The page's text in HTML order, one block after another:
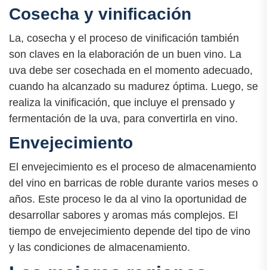
Cosecha y vinificación
La, cosecha y el proceso de vinificación también
son claves en la elaboración de un buen vino. La
uva debe ser cosechada en el momento adecuado,
cuando ha alcanzado su madurez óptima. Luego, se
realiza la vinificación, que incluye el prensado y
fermentación de la uva, para convertirla en vino.
Envejecimiento
El envejecimiento es el proceso de almacenamiento
del vino en barricas de roble durante varios meses o
años. Este proceso le da al vino la oportunidad de
desarrollar sabores y aromas más complejos. El
tiempo de envejecimiento depende del tipo de vino
y las condiciones de almacenamiento.